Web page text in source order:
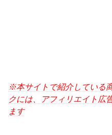
※本サイトで紹介している
クには、アフィリエイト広
ます